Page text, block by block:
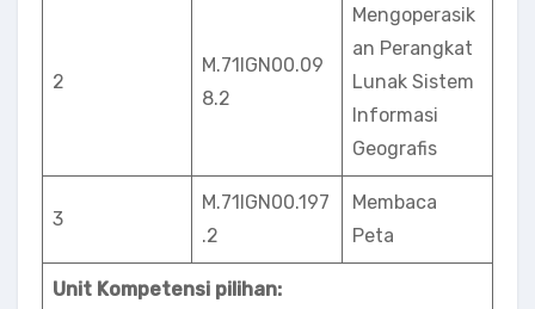
2
M.71lGN00.09
8.2
Mengoperasik
an Perangkat
Lunak Sistem
Informasi
Geografis
3
M.71IGN00.197
.2
Membaca
Peta
Unit Kompetensi pilihan: